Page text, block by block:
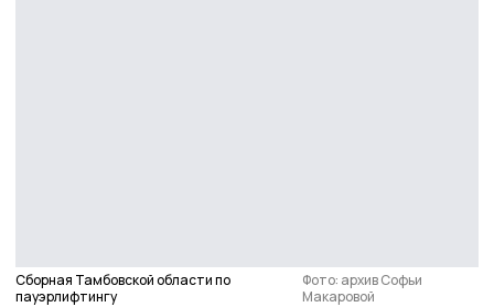
Сборная Тамбовской области по
пауэрлифтингу
Фото: архив Софьи
Макаровой